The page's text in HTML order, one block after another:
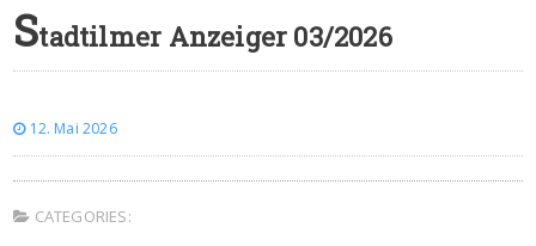
Stadtilmer Anzeiger 03/2026
12. Mai 2026
CATEGORIES: